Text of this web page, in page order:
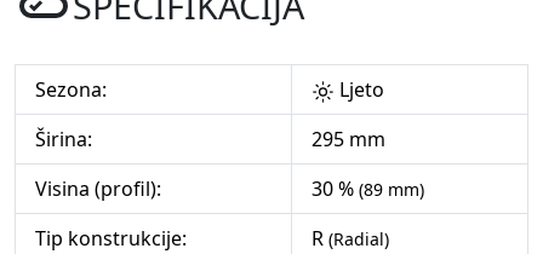
Sezona:
Ljeto
Širina:
295 mm
Visina (profil):
30 % (89 mm)
Tip konstrukcije: R (Radial)